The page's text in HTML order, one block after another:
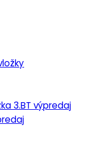
3.BT výpredaj